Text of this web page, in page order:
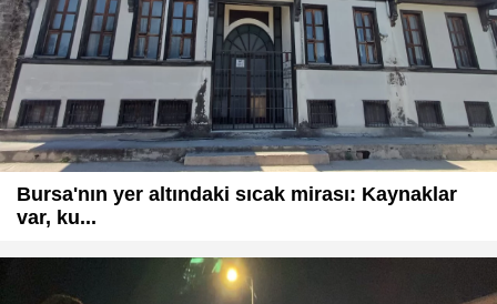
Bursa'nın yer altındaki sıcak mirası: Kaynaklar
var, ku...